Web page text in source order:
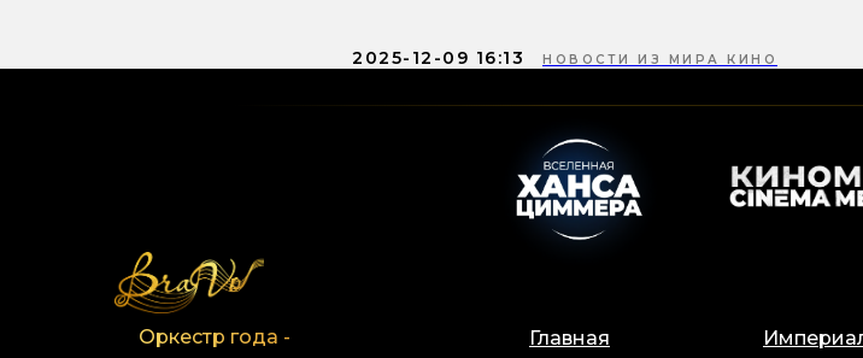
2025-12-09 16:13 НОВОСТИ ИЗ МИРА КИНО
Главная
Оркестр года -